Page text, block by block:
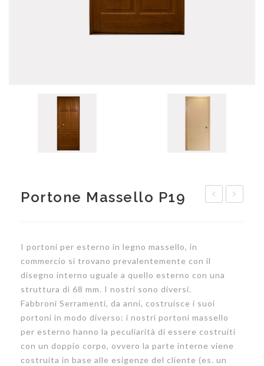
Portone Massello P19
I portoni per esterno in legno massello, in
commercio si trovano prevalentemente con il
disegno interno uguale a quello esterno con una
struttura di 68 mm. I nostri sono diversi.
Fabbroni Serramenti, da anni, costruisce i suoi
portoni in modo diverso: i nostri portoni massello
per esterno hanno la peculiarità di essere costruiti
con un doppio corpo, ovvero la parte interne viene
costruita in base alle esigenze del cliente (es. un